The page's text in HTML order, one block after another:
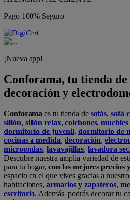
Pago 100% Seguro
¡Nueva app!
Conforama, tu tienda de
decoración y
Conforama es tu tienda de sofás, sofá
sillón, sillón relax, colchones, muebles
dormitorio de juvenil, dormitorio de
cocinas a medida, decoración,
microondas, lavavajillas, lavadora
Descubre nuestra amplia variedad de
para tu hogar, con los mejores precios
espacio en el que vives gracias a
habitaciones, armarios y zapateros,
escritorio. Además, podrás decorar tu